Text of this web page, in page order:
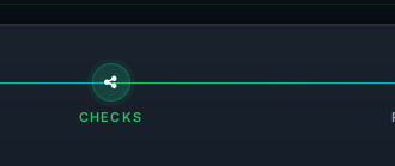
CHECKS